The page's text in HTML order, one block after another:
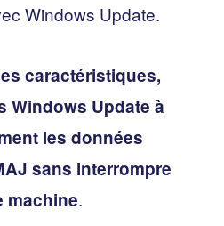
Windows Update.
caractéristiques,
Windows Update à
les données
sans interrompre
machine.